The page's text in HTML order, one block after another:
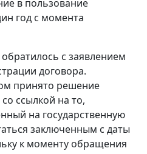
в пользование
год с момента
с заявлением
договора.
принято решение
ссылкой на то,
на государственную
заключенным с даты
к моменту обращения